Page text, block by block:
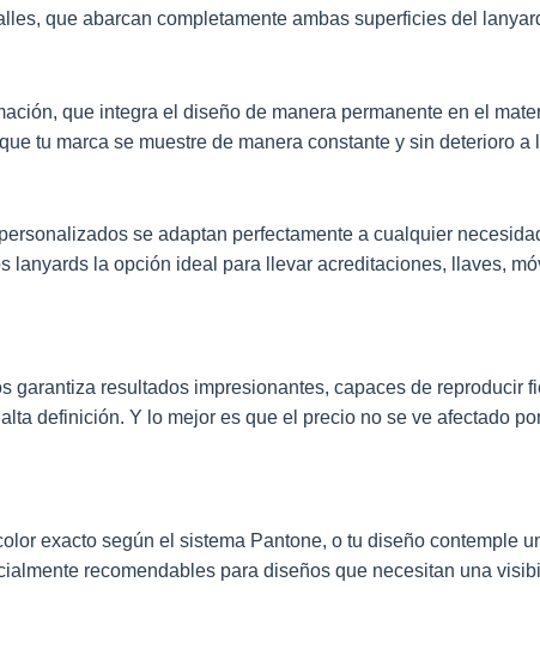
que abarcan completamente ambas superficies del
que integra el diseño de manera permanente en el
tu marca se muestre de manera constante y sin deterioro a
se adaptan perfectamente a cualquier
la opción ideal para llevar acreditaciones, llaves,
resultados impresionantes, capaces de reproducir
definición. Y lo mejor es que el precio no se ve afectado
exacto según el sistema Pantone, o tu diseño contemple
recomendables para diseños que necesitan una